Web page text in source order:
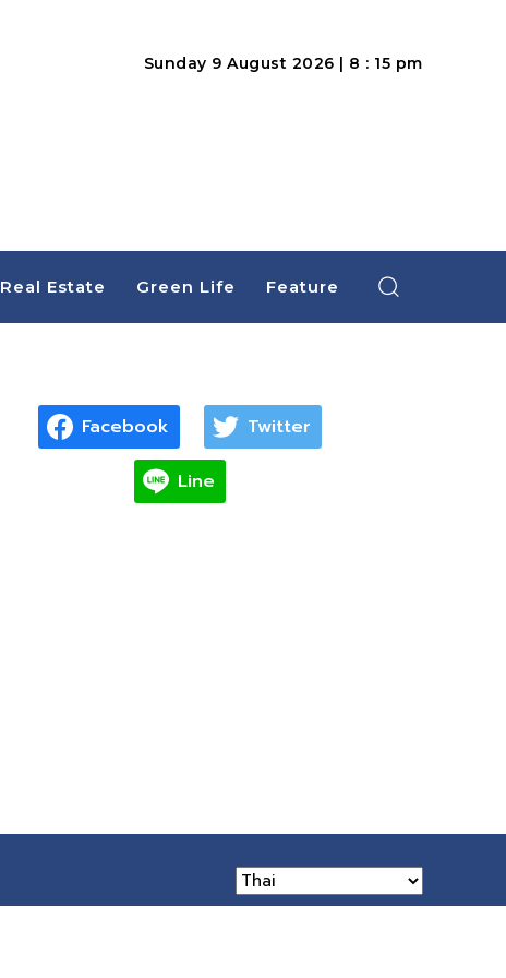
Sunday 9 August 2026 | 8 : 15 pm
Real Estate Green Life Feature
Facebook Twitter
Line